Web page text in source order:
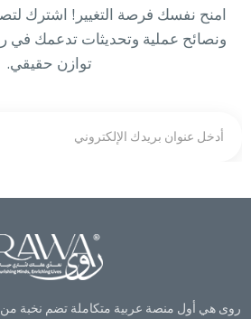
امنح نفسك فرصة التغيير! اشترك
ونصائح عملية وتحديثات تدعمك في
توازن حقيقي.
روى هي أول منصة عربية متكاملة تضم نخبة من